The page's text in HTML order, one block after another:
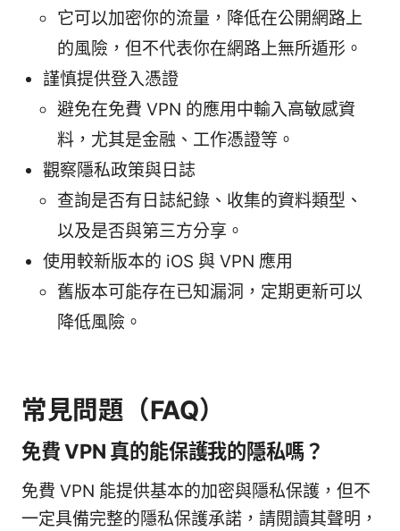
它可以加密你的流量，降低在公開網路上
的風險，但不代表你在網路上無所遁形。
謹慎提供登入憑證
避免在免費 VPN 的應用中輸入高敏感資
料，尤其是金融、工作憑證等。
觀察隱私政策與日誌
查詢是否有日誌紀錄、收集的資料類型、
以及是否與第三方分享。
使用較新版本的 iOS 與 VPN 應用
舊版本可能存在已知漏洞，定期更新可以
降低風險。
常見問題（FAQ）
免費 VPN 真的能保護我的隱私嗎？
免費 VPN 能提供基本的加密與隱私保護，但不
一定具備完整的隱私保護承諾，請閱讀其聲明，